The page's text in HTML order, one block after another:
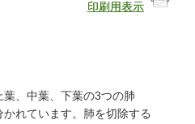
印刷用表示
、中葉、下葉の3つの肺
れています。肺を切除する